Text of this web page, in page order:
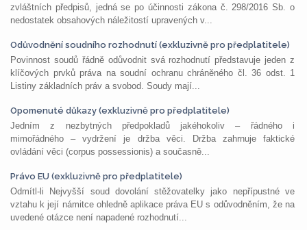
zvláštních předpisů, jedná se po účinnosti zákona č. 298/2016 Sb. o
nedostatek obsahových náležitostí upravených v...
Odůvodnění soudního rozhodnutí (exkluzivně pro předplatitele)
Povinnost soudů řádně odůvodnit svá rozhodnutí představuje jeden z
klíčových prvků práva na soudní ochranu chráněného čl. 36 odst. 1
Listiny základních práv a svobod. Soudy mají...
Opomenuté důkazy (exkluzivně pro předplatitele)
Jedním z nezbytných předpokladů jakéhokoliv – řádného i
mimořádného – vydržení je držba věci. Držba zahrnuje faktické
ovládání věci (corpus possessionis) a současně...
Právo EU (exkluzivně pro předplatitele)
Odmítl-li Nejvyšší soud dovolání stěžovatelky jako nepřípustné ve
vztahu k její námitce ohledně aplikace práva EU s odůvodněním, že na
uvedené otázce není napadené rozhodnutí...